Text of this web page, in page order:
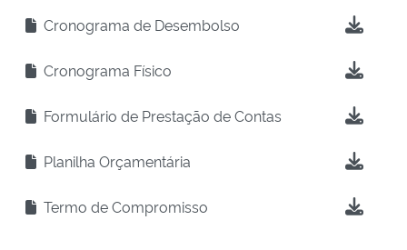
Cronograma de Desembolso
Cronograma Físico
Formulário de Prestação de Contas
Planilha Orçamentária
Termo de Compromisso